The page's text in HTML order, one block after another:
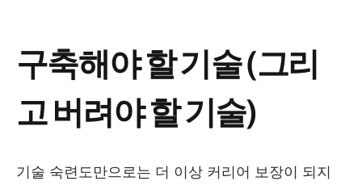
구축해야 할 기술 (그리
고 버려야 할 기술)
기술 숙련도만으로는 더 이상 커리어 보장이 되지